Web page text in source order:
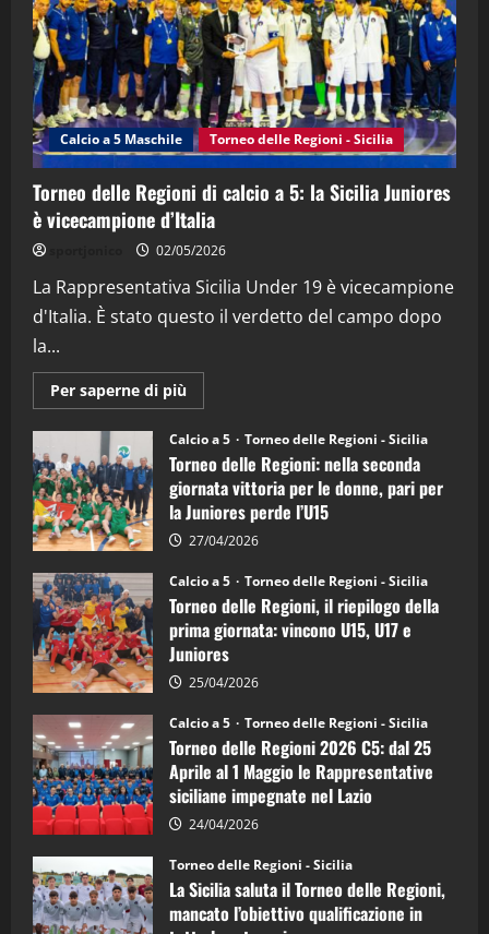
3 21/04/2026
4
"SportEmpire" in Podcast Sport News
“SportEmpire” in Podcast: 27^ Puntata
(Martedi 14 Aprile 2026)
15/04/2026
"SportEmpire" in Podcast
“SportEmpire” in Podcast: 26^ Puntata
08/04/2026
Calcio a 5 Maschile Torneo delle Regioni - Sicilia
Torneo delle Regioni di calcio a 5: la Sicilia Juniores
è vicecampione d’Italia
02/05/2026
La Rappresentativa Sicilia Under 19 è vicecampione
d'Italia. È stato questo il verdetto del campo dopo
la...
Per saperne di più
informazioni
Torneo
delle
Regioni
di
calcio
a
5:
la
Juniores
è
vicecampione
d’Italia
Calcio a 5 Torneo delle Regioni - Sicilia
Torneo delle Regioni: nella seconda
giornata vittoria per le donne, pari per
la Juniores perde l’U15
27/04/2026
Calcio a 5 Torneo delle Regioni - Sicilia
Torneo delle Regioni, il riepilogo della
prima giornata: vincono U15, U17 e
Juniores
25/04/2026
Calcio a 5 Torneo delle Regioni - Sicilia
Torneo delle Regioni 2026 C5: dal 25
Aprile al 1 Maggio le Rappresentative
siciliane impegnate nel Lazio
24/04/2026
Torneo delle Regioni - Sicilia
La Sicilia saluta il Torneo delle Regioni,
mancato l’obiettivo qualificazione in